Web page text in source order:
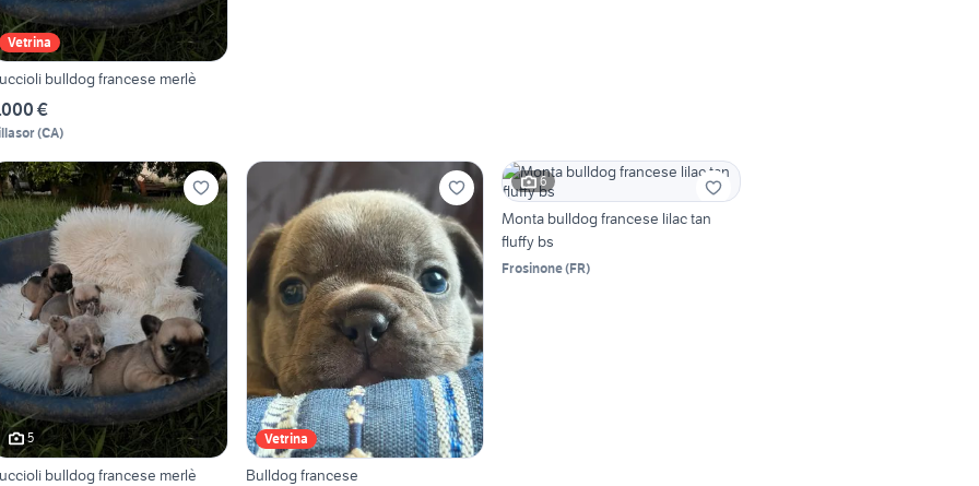
Vetrina
bulldog francese merlè
€
(CA)
5
bulldog francese merlè
Vetrina
Bulldog francese
6
Monta bulldog francese lilac tan
fluffy bs
Frosinone(FR)